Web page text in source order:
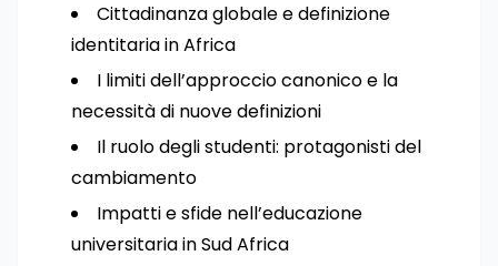
Cittadinanza globale e definizione
identitaria in Africa
I limiti dell’approccio canonico e la
necessità di nuove definizioni
Il ruolo degli studenti: protagonisti del
cambiamento
Impatti e sfide nell’educazione
universitaria in Sud Africa